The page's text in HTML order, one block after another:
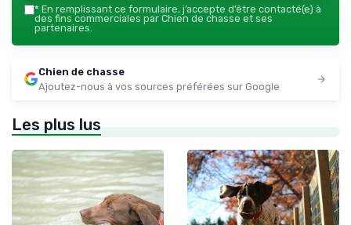
* En remplissant ce formulaire, j’accepte d’être contacté(e) à
des fins commerciales par Chien de chasse et ses
partenaires.
Chien de chasse
Ajoutez-nous à vos sources préférées sur Google
Les plus lus